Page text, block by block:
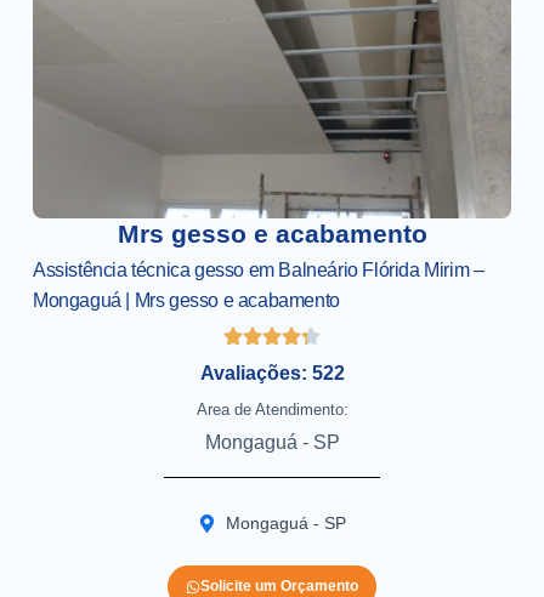
Mrs gesso e acabamento
Assistência técnica gesso em Balneário Flórida Mirim –
Mongaguá | Mrs gesso e acabamento
Avaliações: 522
Area de Atendimento:
Mongaguá - SP
Mongaguá - SP
Solicite um Orçamento